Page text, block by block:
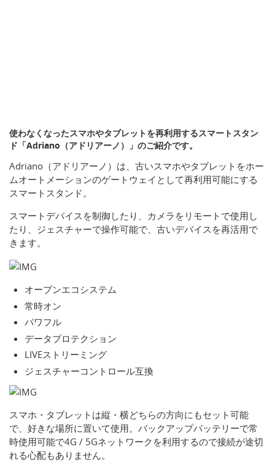
使わなくなったスマホやタブレットを再利用するスマートスタン
ド「Adriano（アドリアーノ）」のご紹介です。
Adriano（アドリアーノ）は、古いスマホやタブレットをホー
ムオートメーションのゲートウェイとして再利用可能にする
スマートスタンド。
スマートデバイスを制御したり、カメラをリモートで使用し
たり、ジェスチャーで操作可能で、古いデバイスを再活用で
きます。
オープンエコシステム
常時オン
パワフル
データプロテクション
LIVEストリーミング
ジェスチャーコントロール互換
スマホ・タブレットは縦・横どちらの方向にもセット可能
で、好きな場所に置いて使用。バックアップバッテリーで常
時使用可能で4G / 5Gネットワークを利用するので接続が途切
れる心配もありません。